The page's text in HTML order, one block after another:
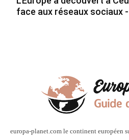
face aux réseaux sociaux
europa-planet.com le continent européen